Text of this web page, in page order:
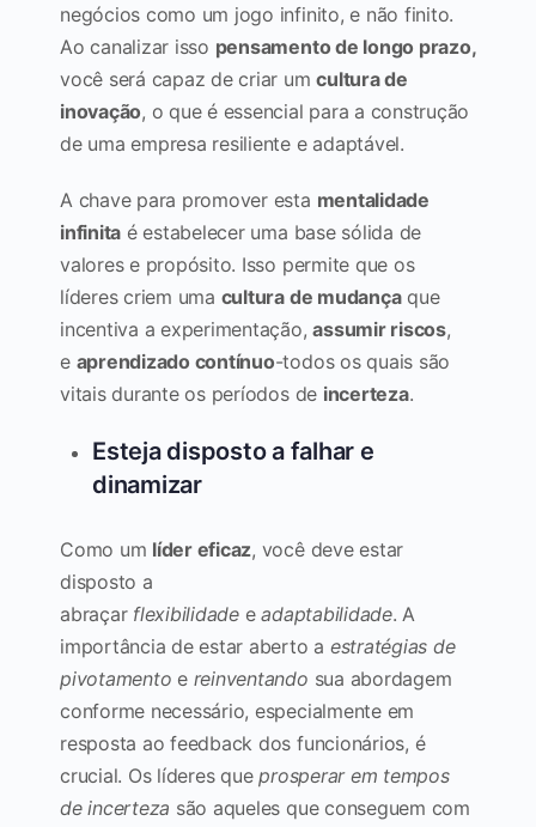
negócios como um jogo infinito, e não finito.
Ao canalizar isso pensamento de longo prazo,
você será capaz de criar umcultura de
inovação, o que é essencial para a construção
de uma empresa resiliente e adaptável.
A chave para promover esta mentalidade
infinita é estabelecer uma base sólida de
valores e propósito. Isso permite que os
líderes criem uma cultura de mudançaque
incentiva a experimentação,assumir riscos,
e aprendizado contínuo-todos os quais são
vitais durante os períodos de incerteza.
Esteja disposto a falhar e
dinamizar
Como um líder eficaz, você deve estar
disposto a
abraçar flexibilidadeeadaptabilidade. A
importância de estar aberto a estratégias de
pivotamento e reinventando sua abordagem
conforme necessário, especialmente em
resposta ao feedback dos funcionários, é
crucial. Os líderes queprosperar em tempos
de incerteza são aqueles que conseguem com